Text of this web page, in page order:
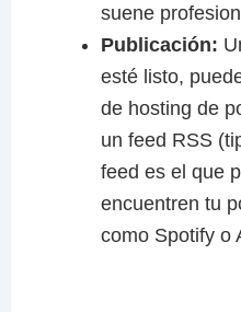
suene
Publicación:
esté listo,
de hosting de
un feed RSS
feed es el que
encuentren tu
como Spotify o